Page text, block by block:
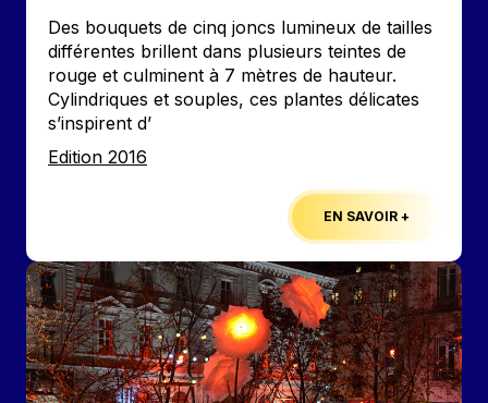
Des bouquets de cinq joncs lumineux de tailles
différentes brillent dans plusieurs teintes de
rouge et culminent à 7 mètres de hauteur.
Cylindriques et souples, ces plantes délicates
s’inspirent d’
Edition
Edition 2016
EN SAVOIR +
Image